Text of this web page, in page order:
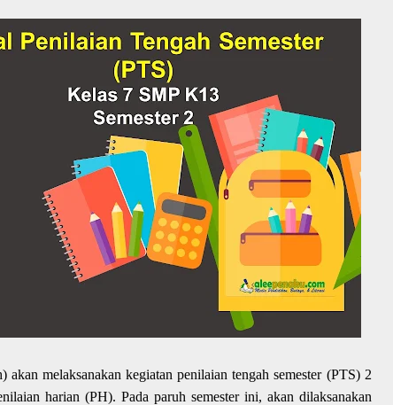
akan melaksanakan kegiatan penilaian tengah semester (PTS) 2
harian (PH). Pada paruh semester ini, akan dilaksanakan